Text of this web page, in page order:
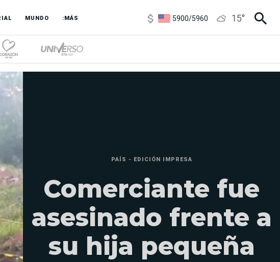
MUNDO :MÁS
5900/5960
5900/5960
15°
PAÍS - EDICIÓN IMPRESA
Comerciante fue
asesinado frente a
su hija pequeña